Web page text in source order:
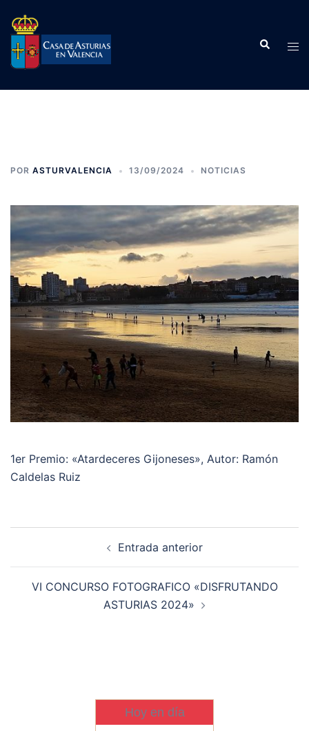
contenido
Buscar
POR ASTURVALENCIA 13/09/2024 NOTICIAS
1er Premio: «Atardeceres Gijoneses», Autor: Ramón
Caldelas Ruiz
entradas
Entrada anterior
VI CONCURSO FOTOGRAFICO «DISFRUTANDO
ASTURIAS 2024»
Hoy en día